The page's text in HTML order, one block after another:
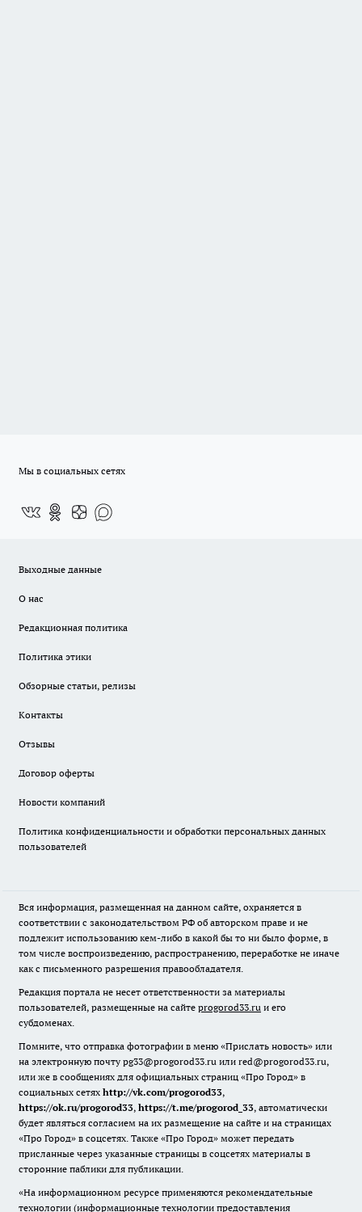
Мы в социальных сетях
Выходные данные
О нас
Редакционная политика
Политика этики
Обзорные статьи, релизы
Контакты
Отзывы
Договор оферты
Новости компаний
Политика конфиденциальности и обработки персональных данных
пользователей
Вся информация, размещенная на данном сайте, охраняется в
соответствии с законодательством РФ об авторском праве и не
подлежит использованию кем-либо в какой бы то ни было форме, в
том числе воспроизведению, распространению, переработке не иначе
как с письменного разрешения правообладателя.
Редакция портала не несет ответственности за материалы
пользователей, размещенные на сайте progorod33.ru и его
субдоменах.
Помните, что отправка фотографии в меню «Прислать новость» или
на электронную почту pg33@progorod33.ru или red@progorod33.ru,
или же в сообщениях для официальных страниц «Про Город» в
социальных сетях http://vk.com/progorod33,
https://ok.ru/progorod33, https://t.me/progorod_33, автоматически
будет являться согласием на их размещение на сайте и на страницах
«Про Город» в соцсетях. Также «Про Город» может передать
присланные через указанные страницы в соцсетях материалы в
сторонние паблики для публикации.
«На информационном ресурсе применяются рекомендательные
технологии (информационные технологии предоставления